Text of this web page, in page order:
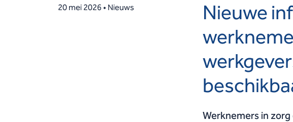
20 mei 2026 • Nieuws
Nieuwe
Werknemers in